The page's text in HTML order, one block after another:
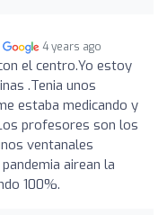
4 years ago
el centro.Yo estoy
.Tenia unos
estaba medicando y
profesores son los
ventanales
airean la
100%.